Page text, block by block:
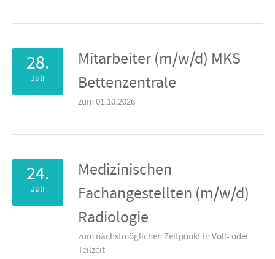
28.
Juli
Mitarbeiter (m/w/d) MKS
Bettenzentrale
zum 01.10.2026
24.
Juli
Medizinischen
Fachangestellten (m/w/d)
Radiologie
zum nächstmöglichen Zeitpunkt in Voll- oder
Teilzeit